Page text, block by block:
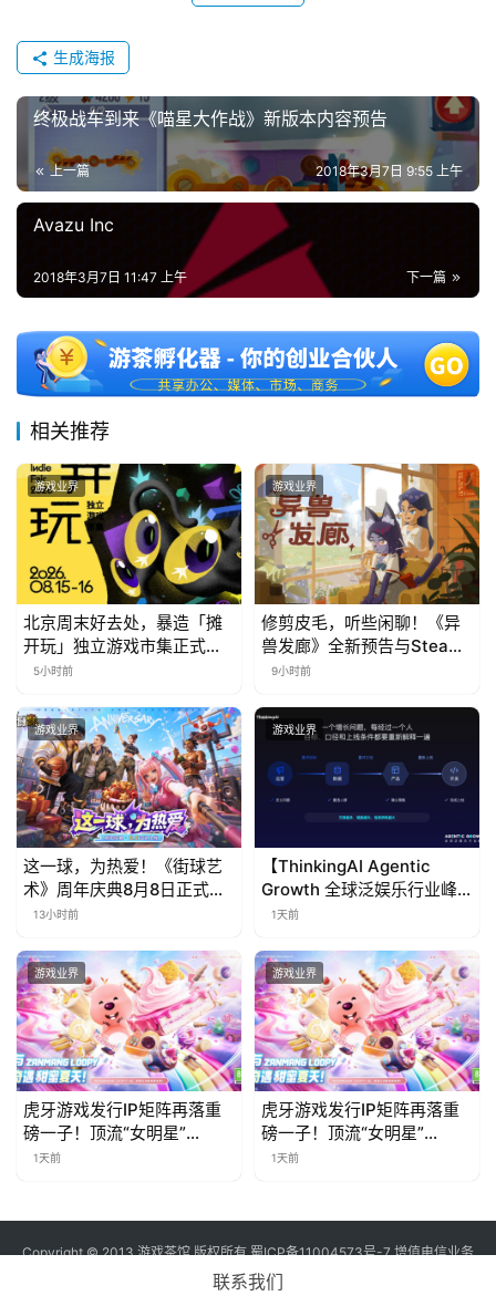
中
中
国
生成海报
终极战车到来《喵星大作战》新版本内容预告
上一篇 2018年3月7日 9:55 上午
Avazu Inc
下一篇
2018年3月7日 11:47 上午
相关推荐
游戏业界
北京周末好去处，暴造「摊
开玩」独立游戏市集正式开
票！
5小时前
游戏业界
修剪皮毛，听些闲聊！《异
兽发廊》全新预告与Steam
免费试玩公开
9小时前
游戏业界
这一球，为热爱！《街球艺
术》周年庆典8月8日正式上
线，多重福利与全新内容同
13小时前
游戏业界
【ThinkingAI Agentic
Growth 全球泛娱乐行业峰
会】Agent 时代，人到底负
1天前
游戏业界
虎牙游戏发行IP矩阵再落重
磅一子！顶流“女明星”
ZANMANG LOOPY 正版3D
1天前
游戏业界
虎牙游戏发行IP矩阵再落重
磅一子！顶流“女明星”
ZANMANG LOOPY 正版3D
1天前
Copyright © 2013 游戏茶馆 版权所有蜀ICP备11004573号-7增值电信业务
经营许可证 川B2-20170060号
联系我们